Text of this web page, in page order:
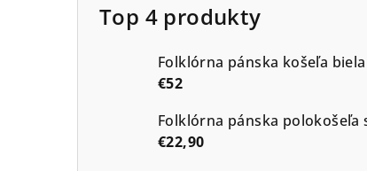
Top 4 produkty
€52
€22,90